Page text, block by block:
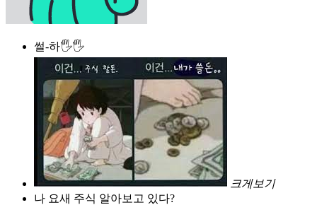
썰-하🖐🖐
크게보기
나 요새 주식 알아보고 있다?